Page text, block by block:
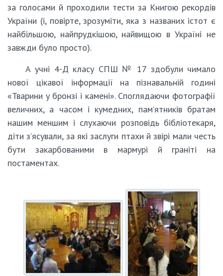
за голосами й проходили тести за Книгою рекордів
України (і, повірте, зрозуміти, яка з названих істот є
найбільшою, найпрудкішою, найвищою в Україні не
завжди було просто).
А учні 4-Д класу СПШ № 17 здобули чимало
нової цікавої інформації на пізнавальній годині
«Тварини у бронзі і камені». Споглядаючи фотографії
величних, а часом і кумедних, пам’ятників братам
нашим меншим і слухаючи розповідь бібліотекаря,
діти з’ясували, за які заслуги птахи й звірі мали честь
бути закарбованими в мармурі й граніті на
постаментах.